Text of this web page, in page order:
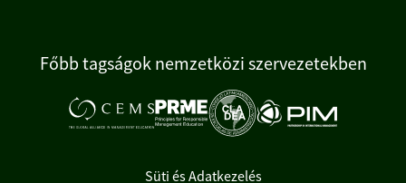
Főbb tagságok nemzetközi szervezetekben
Süti és Adatkezelés